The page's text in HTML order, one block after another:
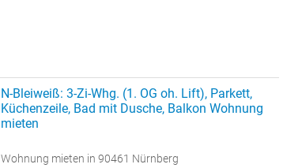
N-Bleiweiß: 3-Zi-Whg. (1. OG oh. Lift), Parkett,
Küchenzeile, Bad mit Dusche, Balkon Wohnung
mieten
Wohnung mieten in 90461 Nürnberg